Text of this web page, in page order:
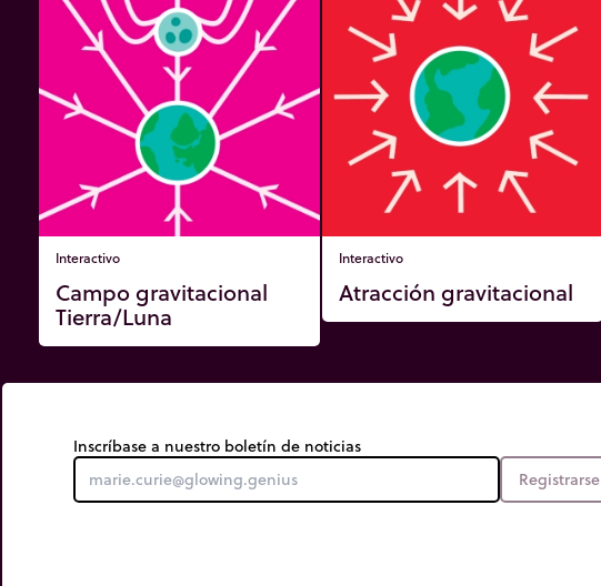
Interactivo
Campo gravitacional
Tierra/Luna
Interactivo
Atracción gravitacional
Inscríbase a nuestro boletín de noticias
Registrarse